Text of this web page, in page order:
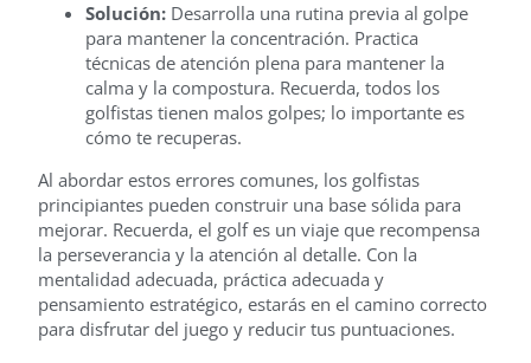
Solución: Desarrolla una rutina previa al golpe
para mantener la concentración. Practica
técnicas de atención plena para mantener la
calma y la compostura. Recuerda, todos los
golfistas tienen malos golpes; lo importante es
cómo te recuperas.
Al abordar estos errores comunes, los golfistas
principiantes pueden construir una base sólida para
mejorar. Recuerda, el golf es un viaje que recompensa
la perseverancia y la atención al detalle. Con la
mentalidad adecuada, práctica adecuada y
pensamiento estratégico, estarás en el camino correcto
para disfrutar del juego y reducir tus puntuaciones.